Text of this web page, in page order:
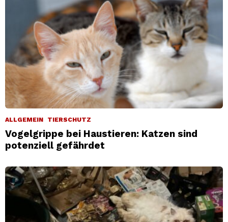
ALLGEMEIN TIERSCHUTZ
Vogelgrippe bei Haustieren: Katzen sind
potenziell gefährdet